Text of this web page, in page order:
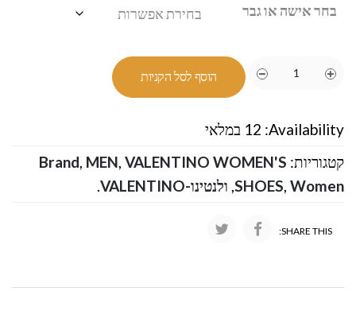
בחר אישה או גבר
הוסף לסל הקניות
Availability: 12 במלאי
קטגוריות:
Brand, MEN, VALENTINO WOMEN'S
SHOES, Women
, ולנטינו-VALENTINO .
SHARE THIS: